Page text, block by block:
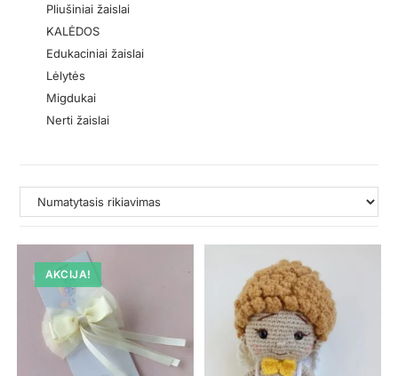
Pliušiniai žaislai
KALĖDOS
Edukaciniai žaislai
Lėlytės
Migdukai
Nerti žaislai
AKCIJA!